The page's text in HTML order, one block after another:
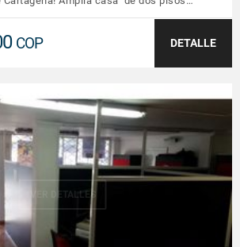
COP DETALLE
VER DETALLES